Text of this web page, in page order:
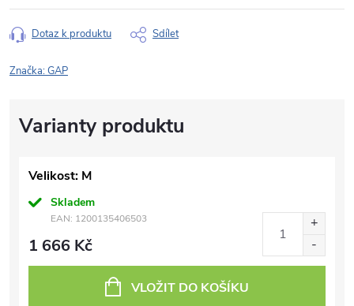
Dotaz k produktu Sdílet
Značka:GAP
Velikost: M
Skladem
EAN: 1200135406503
1 666 Kč
VLOŽIT DO KOŠÍKU